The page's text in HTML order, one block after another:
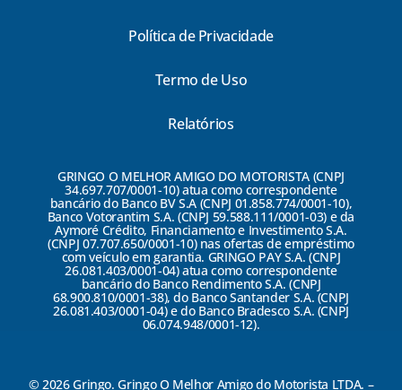
Política de Privacidade
Termo de Uso
Relatórios
GRINGO O MELHOR AMIGO DO MOTORISTA (CNPJ
34.697.707/0001-10) atua como correspondente
bancário do Banco BV S.A (CNPJ 01.858.774/0001-10),
Banco Votorantim S.A. (CNPJ 59.588.111/0001-03) e da
Aymoré Crédito, Financiamento e Investimento S.A.
(CNPJ 07.707.650/0001-10) nas ofertas de empréstimo
com veículo em garantia. GRINGO PAY S.A. (CNPJ
26.081.403/0001-04) atua como correspondente
bancário do Banco Rendimento S.A. (CNPJ
68.900.810/0001-38), do Banco Santander S.A. (CNPJ
26.081.403/0001-04) e do Banco Bradesco S.A. (CNPJ
06.074.948/0001-12).
© 2026 Gringo. Gringo O Melhor Amigo do Motorista LTDA. –